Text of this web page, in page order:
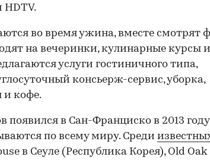
во время ужина, вместе смотрят
на вечеринки, кулинарные курсы
услуги гостиничного типа,
консьерж-сервис, уборка,
и кофе.
появился в Сан-Франциско в 2013
по всему миру. Среди
в Сеуле (Республика Корея), Old Oak